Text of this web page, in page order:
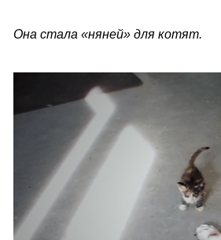
Она стала «няней» для котят.